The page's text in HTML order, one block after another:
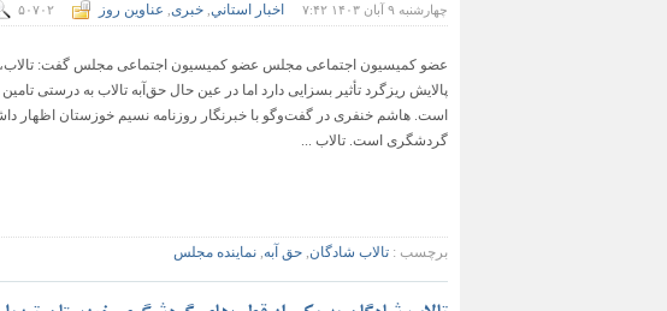
چهارشنبه ۹ آبان ۱۴۰۳ ۷:۴۲ اخبار استاني خبری عناوین روز ۵۰۷۰۲
عضو کمیسیون اجتماعی مجلس عضو کمیسیون اجتماعی مجلس گفت:
پالایش ریزگرد تأثیر بسزایی دارد اما در عین حال حق‌آبه تالاب به درستی
است. هاشم خنفری در گفت‌وگو با خبرنگار روزنامه نسیم خوزستان اظهار
گردشگری است. تالاب‌ ...
برچسب : تالاب شادگان, حق آبه, نماینده مجلس